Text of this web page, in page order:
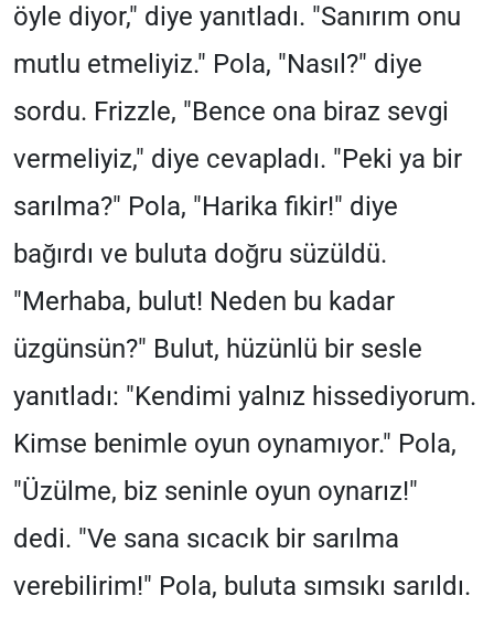
öyle diyor," diye yanıtladı. "Sanırım onu
mutlu etmeliyiz." Pola, "Nasıl?" diye
sordu. Frizzle, "Bence ona biraz sevgi
vermeliyiz," diye cevapladı. "Peki ya bir
sarılma?" Pola, "Harika fikir!" diye
bağırdı ve buluta doğru süzüldü.
"Merhaba, bulut! Neden bu kadar
üzgünsün?" Bulut, hüzünlü bir sesle
yanıtladı: "Kendimi yalnız hissediyorum.
Kimse benimle oyun oynamıyor." Pola,
"Üzülme, biz seninle oyun oynarız!"
dedi. "Ve sana sıcacık bir sarılma
verebilirim!" Pola, buluta sımsıkı sarıldı.